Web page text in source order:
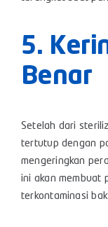
5.
Benar
Setelah dari
tertutup dengan
mengeringkan
ini akan membuat
terkontaminasi